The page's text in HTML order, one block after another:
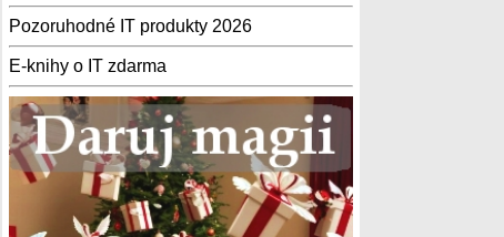
Pozoruhodné IT produkty 2026
E-knihy o IT zdarma